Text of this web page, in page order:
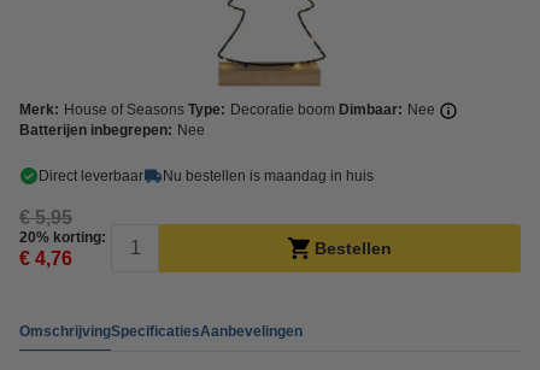
Merk: House of Seasons Type: Decoratie boom Dimbaar: Nee
Batterijen inbegrepen: Nee
Direct leverbaar Nu bestellen is maandag in huis
€ 5,95
20% korting:
€ 4,76 Bestellen
OmschrijvingSpecificatiesAanbevelingen